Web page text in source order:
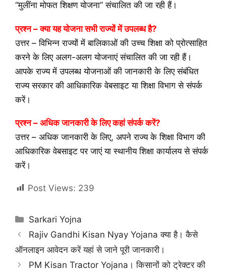
“मुलींना मोफत शिक्षण योजना” संचालित की जा रही हैं।
प्रश्न – क्या यह योजना सभी राज्यों में उपलब्ध है?
उत्तर – विभिन्न राज्यों में बालिकाओं की उच्च शिक्षा को प्रोत्साहित
करने के लिए अलग-अलग योजनाएं संचालित की जा रही हैं।
आपके राज्य में उपलब्ध योजनाओं की जानकारी के लिए संबंधित
राज्य सरकार की आधिकारिक वेबसाइट या शिक्षा विभाग से संपर्क
करें।
प्रश्न – अधिक जानकारी के लिए कहां संपर्क करें?
उत्तर – अधिक जानकारी के लिए, अपने राज्य के शिक्षा विभाग की
आधिकारिक वेबसाइट पर जाएं या स्थानीय शिक्षा कार्यालय से संपर्क
करें।
Post Views: 239
Categories
Sarkari Yojna
Rajiv Gandhi Kisan Nyay Yojana क्या है। कैसे
ऑनलाइन आवेदन करें यहां से जाने पूरी जानकारी।
PM Kisan Tractor Yojana। किसानों को ट्रेक्टर की